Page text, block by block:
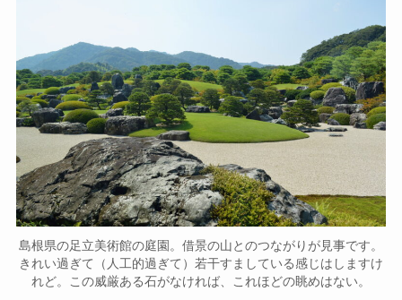
島根県の足立美術館の庭園。借景の山とのつながりが見事です。
きれい過ぎて（人工的過ぎて）若干すましている感じはしますけ
れど。この威厳ある石がなければ、これほどの眺めはない。